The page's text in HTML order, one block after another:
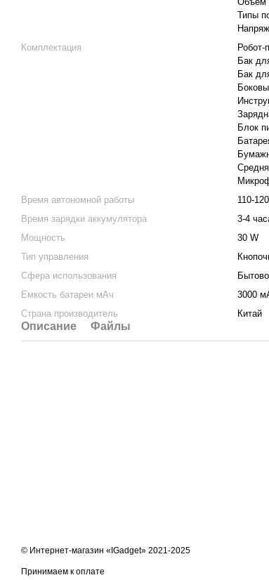
Типы
Комплектация
Робот-
Бак
Бак
Блок
Время автономной работы
110-
Время зарядки аккумулятора
3-4
Мощность
30 W
Тип управления
Сфера использования
Емкость батареи мАч
3000
Страна производитель
Китай
Описание Файлы
© Интернет-магазин «IGadget» 2021-2025
Принимаем к оплате